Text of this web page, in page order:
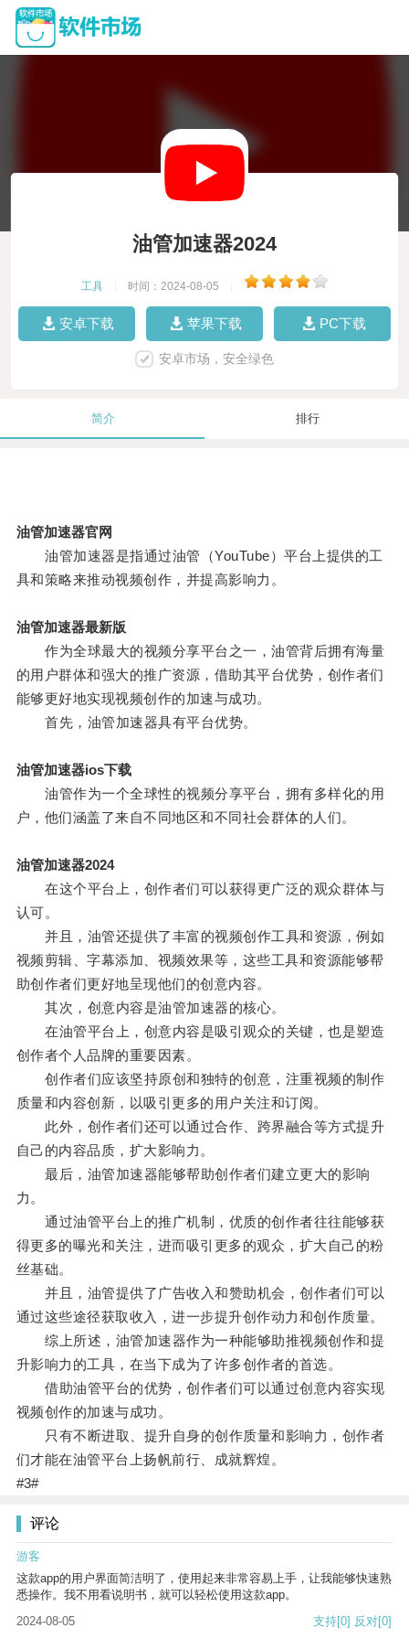
油管加速器2024
工具 时间：2024-08-05
安卓下载 苹果下载 PC下载
安卓市场，安全绿色
简介 排行
油管加速器官网
油管加速器是指通过油管（YouTube）平台上提供的工
具和策略来推动视频创作，并提高影响力。
油管加速器最新版
作为全球最大的视频分享平台之一，油管背后拥有海量
的用户群体和强大的推广资源，借助其平台优势，创作者们
能够更好地实现视频创作的加速与成功。
首先，油管加速器具有平台优势。
油管加速器ios下载
油管作为一个全球性的视频分享平台，拥有多样化的用
户，他们涵盖了来自不同地区和不同社会群体的人们。
油管加速器2024
在这个平台上，创作者们可以获得更广泛的观众群体与
认可。
并且，油管还提供了丰富的视频创作工具和资源，例如
视频剪辑、字幕添加、视频效果等，这些工具和资源能够帮
助创作者们更好地呈现他们的创意内容。
其次，创意内容是油管加速器的核心。
在油管平台上，创意内容是吸引观众的关键，也是塑造
创作者个人品牌的重要因素。
创作者们应该坚持原创和独特的创意，注重视频的制作
质量和内容创新，以吸引更多的用户关注和订阅。
此外，创作者们还可以通过合作、跨界融合等方式提升
自己的内容品质，扩大影响力。
最后，油管加速器能够帮助创作者们建立更大的影响
力。
通过油管平台上的推广机制，优质的创作者往往能够获
得更多的曝光和关注，进而吸引更多的观众，扩大自己的粉
丝基础。
并且，油管提供了广告收入和赞助机会，创作者们可以
通过这些途径获取收入，进一步提升创作动力和创作质量。
综上所述，油管加速器作为一种能够助推视频创作和提
升影响力的工具，在当下成为了许多创作者的首选。
借助油管平台的优势，创作者们可以通过创意内容实现
视频创作的加速与成功。
只有不断进取、提升自身的创作质量和影响力，创作者
们才能在油管平台上扬帆前行、成就辉煌。
#3#
评论
游客
这款app的用户界面简洁明了，使用起来非常容易上手，让我能够快速熟
悉操作。我不用看说明书，就可以轻松使用这款app。
2024-08-05
支持[0] 反对[0]